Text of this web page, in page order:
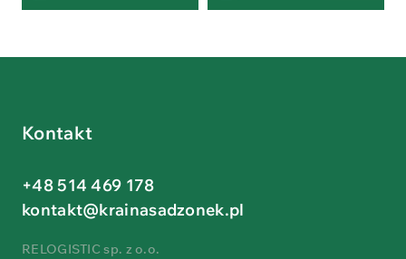
Kontakt
+48 514 469 178
kontakt@krainasadzonek.pl
RELOGISTIC sp. z o.o.